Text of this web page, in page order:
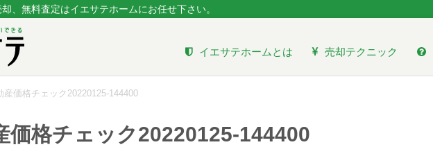
、無料査定はイエサテホームにお任せ下さい。
イエサテホームとは 売却テクニック
産価格チェック20220125-144400
価格チェック20220125-144400